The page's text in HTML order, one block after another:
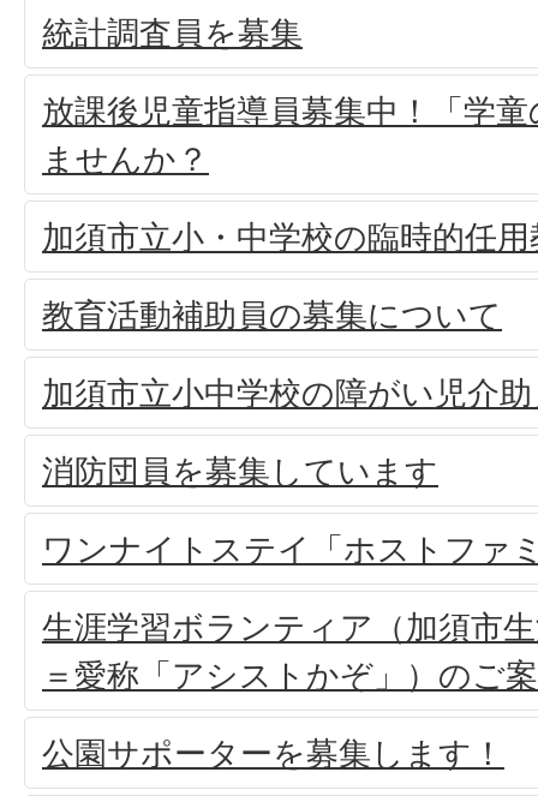
統計調査員を募集
放課後児童指導員募集中！「学
ませんか？
加須市立小・中学校の臨時的任
教育活動補助員の募集について
加須市立小中学校の障がい児介
消防団員を募集しています
ワンナイトステイ「ホストファ
生涯学習ボランティア（加須市
＝愛称「アシストかぞ」）のご
公園サポーターを募集します！